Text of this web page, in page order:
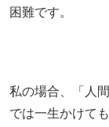
困難です。
私の場合、「人
では一生かけて